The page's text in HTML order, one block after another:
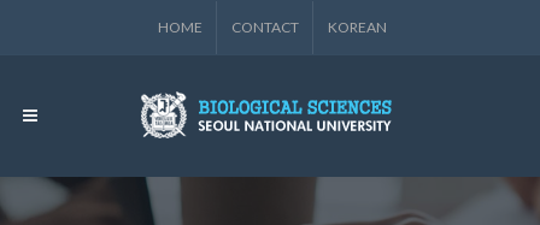
HOME CONTACT KOREAN